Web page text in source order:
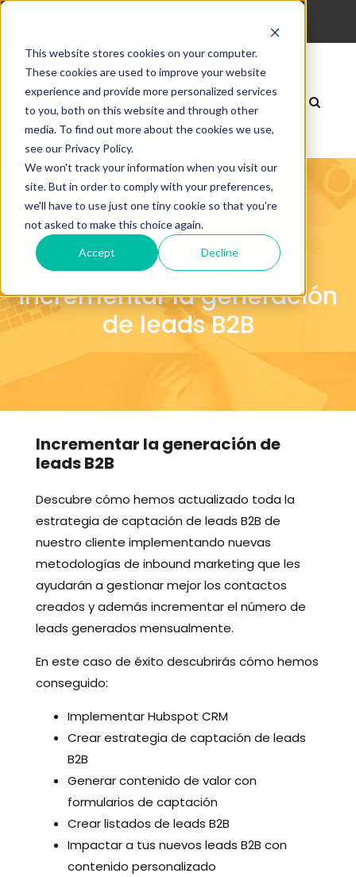
This website stores cookies on your computer.
These cookies are used to improve your website
experience and provide more personalized services
to you, both on this website and through other
media. To find out more about the cookies we use,
see our Privacy Policy.
We won't track your information when you visit our
site. But in order to comply with your preferences,
we'll have to use just one tiny cookie so that you're
not asked to make this choice again.
Accept Decline
Caso de éxito: Cómo
incrementar la generación
de leads B2B
Incrementar la generación de
leads B2B
Descubre cómo hemos actualizado toda la
estrategia de captación de leads B2B de
nuestro cliente implementando nuevas
metodologías de inbound marketing que les
ayudarán a gestionar mejor los contactos
creados y además incrementar el número de
leads generados mensualmente.
En este caso de éxito descubrirás cómo hemos
conseguido:
Implementar Hubspot CRM
Crear estrategia de captación de leads
B2B
Generar contenido de valor con
formularios de captación
Crear listados de leads B2B
Impactar a tus nuevos leads B2B con
contenido personalizado